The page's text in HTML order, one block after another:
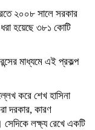
২০০৮ সালে সরকার
হয়েছে ৩৮১ কোটি
মাধ্যমে এই প্রকল্প
করে শেখ হাসিনা
দরকার, কারণ
লক্ষ্য রেখে একটি